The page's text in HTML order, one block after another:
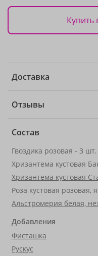
Купить
Доставка
Отзывы
Состав
Гвоздика розовая - 3 шт.
Хризантема кустовая
Хризантема кустовая
Роза кустовая розовая,
Альстромерия белая,
Добавления
Фисташка
Рускус